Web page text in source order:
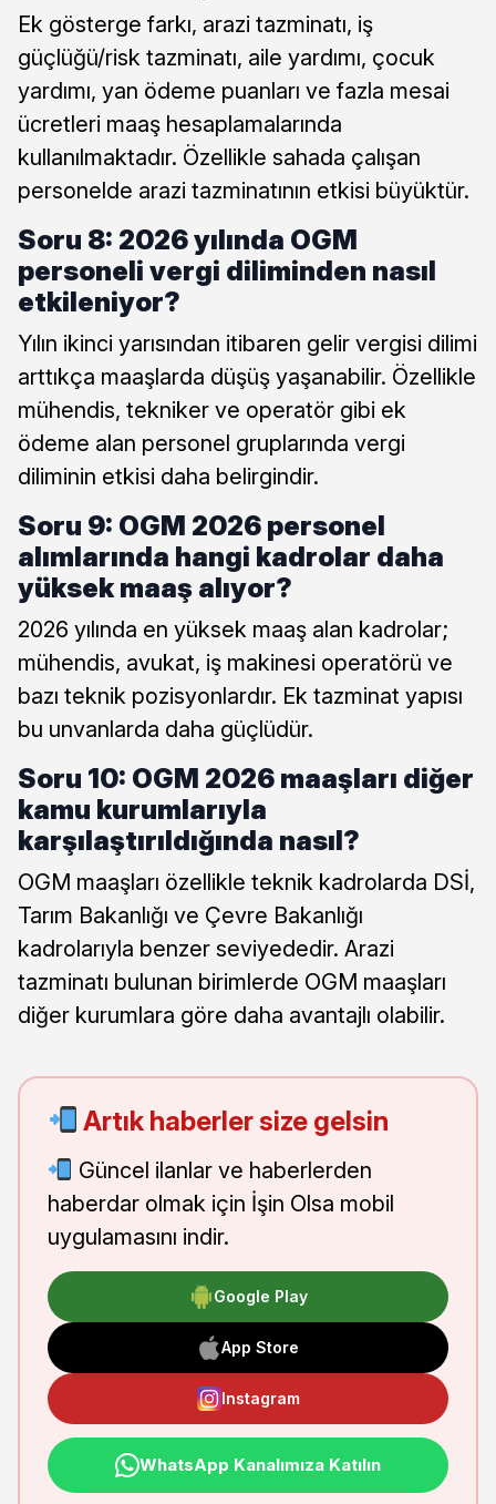
Ek gösterge farkı, arazi tazminatı, iş
güçlüğü/risk tazminatı, aile yardımı, çocuk
yardımı, yan ödeme puanları ve fazla mesai
ücretleri maaş hesaplamalarında
kullanılmaktadır. Özellikle sahada çalışan
personelde arazi tazminatının etkisi büyüktür.
Soru 8: 2026 yılında OGM
personeli vergi diliminden nasıl
etkileniyor?
Yılın ikinci yarısından itibaren gelir vergisi dilimi
arttıkça maaşlarda düşüş yaşanabilir. Özellikle
mühendis, tekniker ve operatör gibi ek
ödeme alan personel gruplarında vergi
diliminin etkisi daha belirgindir.
Soru 9: OGM 2026 personel
alımlarında hangi kadrolar daha
yüksek maaş alıyor?
2026 yılında en yüksek maaş alan kadrolar;
mühendis, avukat, iş makinesi operatörü ve
bazı teknik pozisyonlardır. Ek tazminat yapısı
bu unvanlarda daha güçlüdür.
Soru 10: OGM 2026 maaşları diğer
kamu kurumlarıyla
karşılaştırıldığında nasıl?
OGM maaşları özellikle teknik kadrolarda DSİ,
Tarım Bakanlığı ve Çevre Bakanlığı
kadrolarıyla benzer seviyededir. Arazi
tazminatı bulunan birimlerde OGM maaşları
diğer kurumlara göre daha avantajlı olabilir.
Artık haberler size gelsin
Güncel ilanlar ve haberlerden
haberdar olmak için İşin Olsa mobil
uygulamasını indir.
Google Play
App Store
Instagram
WhatsApp Kanalımıza Katılın